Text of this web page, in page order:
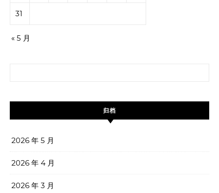
31
« 5 月
归档
2026 年 5 月
2026 年 4 月
2026 年 3 月